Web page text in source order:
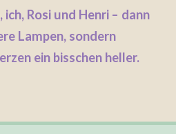
ich, Rosi und Henri – dann
Lampen, sondern
ein bisschen heller.